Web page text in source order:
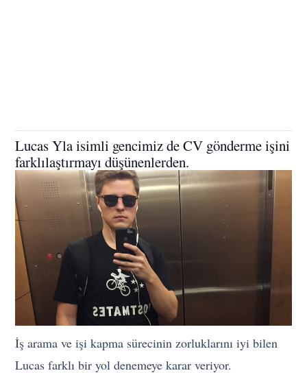
Lucas Yla isimli gencimiz de CV gönderme işini
farklılaştırmayı düşünenlerden.
İş arama ve işi kapma sürecinin zorluklarını iyi bilen
Lucas farklı bir yol denemeye karar veriyor.